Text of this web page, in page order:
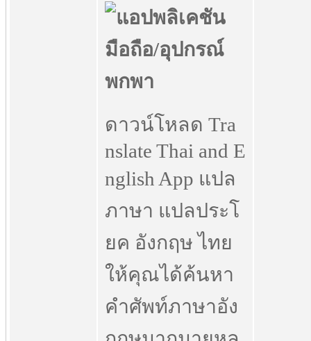
ดาวน์โหลด Tra
nslate Thai and E
nglish App แปล
ภาษา แปลประโ
ยค อังกฤษ ไทย
ให้คุณได้ค้นหา
คำศัพท์ภาษาอัง